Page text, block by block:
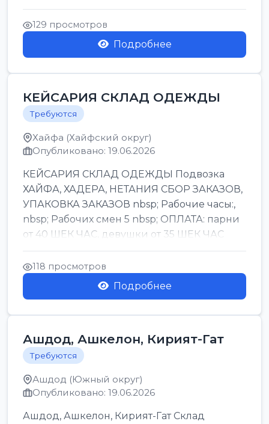
Офаким, Нети...
129 просмотров
Подробнее
КЕЙСАРИЯ СКЛАД ОДЕЖДЫ
Требуются
Хайфа (Хайфский округ)
Опубликовано: 19.06.2026
КЕЙСАРИЯ СКЛАД ОДЕЖДЫ Подвозка
ХАЙФА, ХАДЕРА, НЕТАНИЯ СБОР ЗАКАЗОВ,
УПАКОВКА ЗАКАЗОВ nbsp; Рабочие часы:,
nbsp; Рабочих смен 5 nbsp; ОПЛАТА: парни
от 40 ШЕК ЧАС, девушки от 35 ШЕК ЧАС
БОНУСЫ 1500 ШЕК ...
118 просмотров
Подробнее
Ашдод, Ашкелон, Кирият-Гат
Требуются
Ашдод (Южный округ)
Опубликовано: 19.06.2026
Ашдод, Ашкелон, Кирият-Гат Склад